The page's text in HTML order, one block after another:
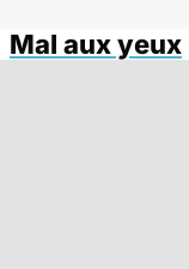
Mal aux yeux